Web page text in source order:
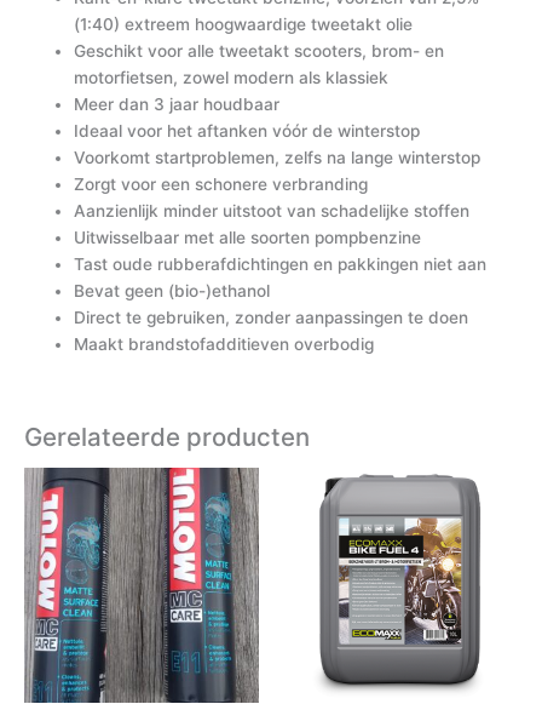
(1:40) extreem hoogwaardige tweetakt olie
Geschikt voor alle tweetakt scooters, brom- en
motorfietsen, zowel modern als klassiek
Meer dan 3 jaar houdbaar
Ideaal voor het aftanken vóór de winterstop
Voorkomt startproblemen, zelfs na lange winterstop
Zorgt voor een schonere verbranding
Aanzienlijk minder uitstoot van schadelijke stoffen
Uitwisselbaar met alle soorten pompbenzine
Tast oude rubberafdichtingen en pakkingen niet aan
Bevat geen (bio-)ethanol
Direct te gebruiken, zonder aanpassingen te doen
Maakt brandstofadditieven overbodig
Gerelateerde producten